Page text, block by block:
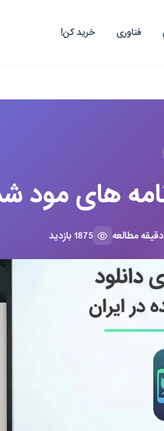
فناوری خرید کن!
های مود
1875 بازدید